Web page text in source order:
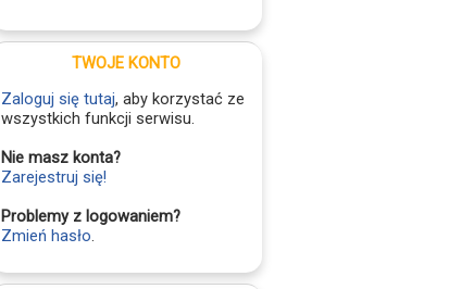
TWOJE KONTO
Zaloguj się tutaj, aby korzystać ze
wszystkich funkcji serwisu.
Nie masz konta?
Zarejestruj się!
Problemy z logowaniem?
Zmień hasło.